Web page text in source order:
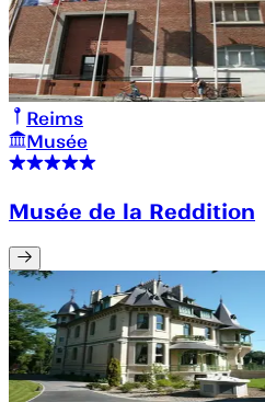
Reims
Musée
Musée de la Reddition